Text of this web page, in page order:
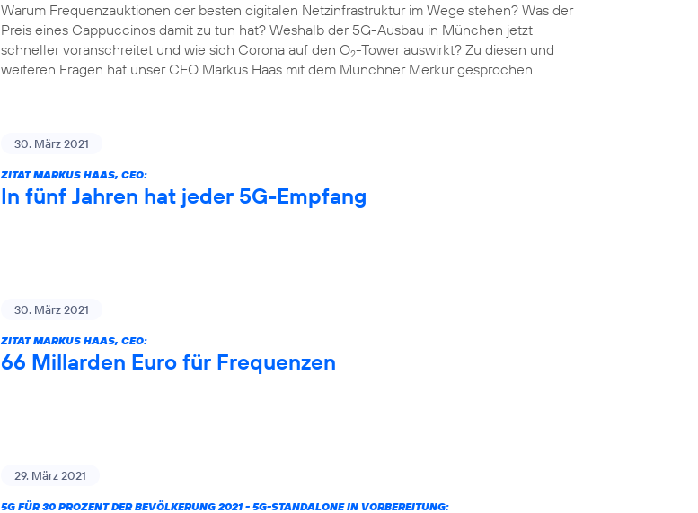
Warum Frequenzauktionen der besten digitalen Netzinfrastruktur im Wege stehen? Was der
Preis eines Cappuccinos damit zu tun hat? Weshalb der 5G-Ausbau in München jetzt
schneller voranschreitet und wie sich Corona auf den O2-Tower auswirkt? Zu diesen und
weiteren Fragen hat unser CEO Markus Haas mit dem Münchner Merkur gesprochen.
30. März 2021
ZITAT MARKUS HAAS, CEO:
In fünf Jahren hat jeder 5G-Empfang
30. März 2021
ZITAT MARKUS HAAS, CEO:
66 Millarden Euro für Frequenzen
29. März 2021
5G FÜR 30 PROZENT DER BEVÖLKERUNG 2021 - 5G-STANDALONE IN VORBEREITUNG: